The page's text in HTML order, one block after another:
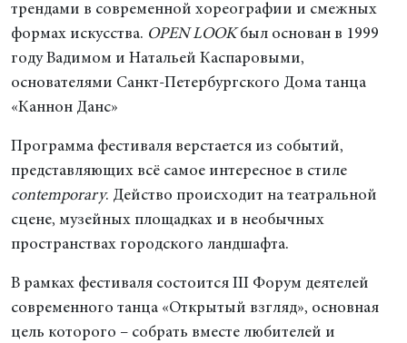
трендами в современной хореографии и смежных
формах искусства. OPEN LOOKбыл основан в 1999
году Вадимом и Натальей Каспаровыми,
основателями Санкт-Петербургского Дома танца
«Каннон Данс»
Программа фестиваля верстается из событий,
представляющих всё самое интересное в стиле
contemporary. Действо происходит на театральной
сцене, музейных площадках и в необычных
пространствах городского ландшафта.
В рамках фестиваля состоится III Форум деятелей
современного танца «Открытый взгляд», основная
цель которого – собрать вместе любителей и